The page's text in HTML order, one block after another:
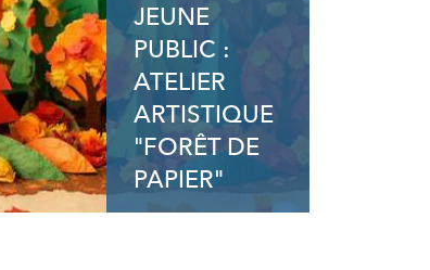
JEUNE
PUBLIC :
ATELIER
ARTISTIQUE
"FORÊT DE
PAPIER"